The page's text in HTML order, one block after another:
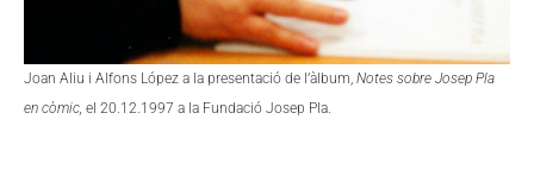
Joan Aliu i Alfons López a la presentació de l’àlbum, Notes sobre Josep Pla
en còmic, el 20.12.1997 a la Fundació Josep Pla.